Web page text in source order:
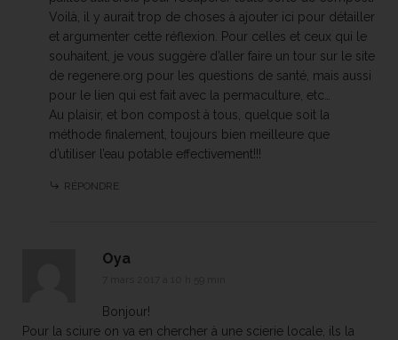
Voilà, il y aurait trop de choses à ajouter ici pour détailler
et argumenter cette réflexion. Pour celles et ceux qui le
souhaitent, je vous suggère d’aller faire un tour sur le site
de regenere.org pour les questions de santé, mais aussi
pour le lien qui est fait avec la permaculture, etc…
Au plaisir, et bon compost à tous, quelque soit la
méthode finalement, toujours bien meilleure que
d’utiliser l’eau potable effectivement!!!
RÉPONDRE
Oya
Bonjour!
Pour la sciure on va en chercher à une scierie locale, ils la